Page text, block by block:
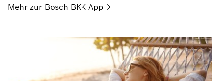
Mehr zur Bosch BKK App